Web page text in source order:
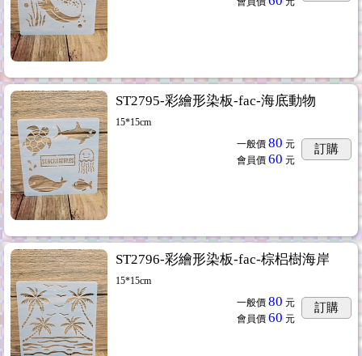
ST2795-彩繪形染板-fac-海底動物
15*15cm
一般價 80 元
會員價 60 元
訂購
ST2796-彩繪形染板-fac-棕梠樹海岸
15*15cm
一般價 80 元
會員價 60 元
訂購